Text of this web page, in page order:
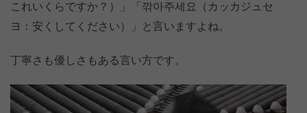
これいくらですか？）」「깎아주세요（カッカジュセ
ヨ：安くしてください）」と言いますよね。
丁寧さも優しさもある言い方です。